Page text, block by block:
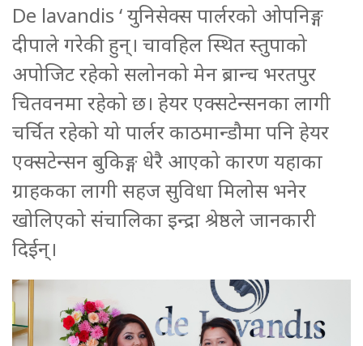
De lavandis ‘ युनिसेक्स पार्लरको ओपनिङ्ग
दीपाले गरेकी हुन्। चावहिल स्थित स्तुपाको
अपोजिट रहेको सलोनको मेन ब्रान्च भरतपुर
चितवनमा रहेको छ। हेयर एक्सटेन्सनका लागी
चर्चित रहेको यो पार्लर काठमान्डौमा पनि हेयर
एक्सटेन्सन बुकिङ्ग धेरै आएको कारण यहाका
ग्राहकका लागी सहज सुविधा मिलोस भनेर
खोलिएको संचालिका इन्द्रा श्रेष्ठले जानकारी
दिईन्।